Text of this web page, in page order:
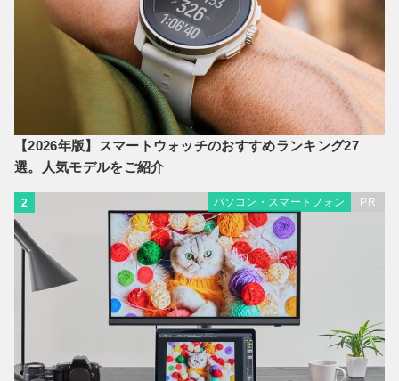
【2026年版】スマートウォッチのおすすめランキング27
選。人気モデルをご紹介
2 パソコン・スマートフォン PR